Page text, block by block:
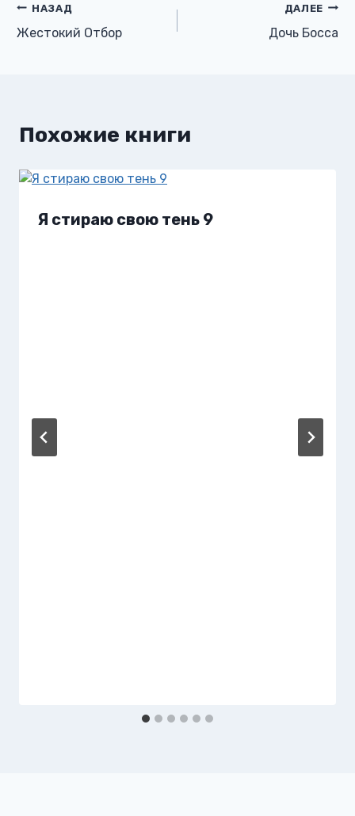
Навигация
по
НАЗАД
Жестокий Отбор
ДАЛЕЕ
Дочь Босса
Похожие книги
Я стираю свою тень 9